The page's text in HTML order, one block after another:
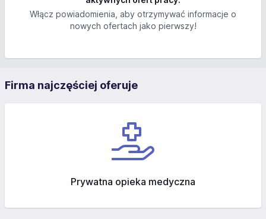
Włącz powiadomienia, aby otrzymywać informacje o
nowych ofertach jako pierwszy!
Firma najczęściej oferuje
Prywatna opieka medyczna